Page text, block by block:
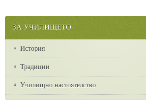
ЗА УЧИЛИЩЕТО
История
Традиции
Училищно настоятелство